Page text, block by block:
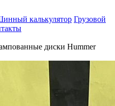
калькулятор Грузовой
диски Hummer